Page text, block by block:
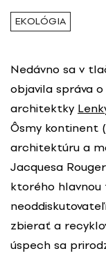
EKOLÓGIA
Nedávno sa v
objavila správa
architektky
Ôsmy kontinent
architektúru a
Jacquesa
ktorého hlavnou
zbierať a
úspech sa